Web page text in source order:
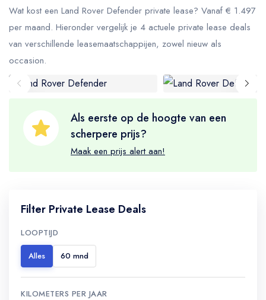
Wat kost een Land Rover Defender private lease? Vanaf € 1.497
per maand. Hieronder vergelijk je 4 actuele private lease deals
van verschillende leasemaatschappijen, zowel nieuw als
occasion.
Als eerste op de hoogte van een
scherpere prijs?
Maak een prijs alert aan!
Filter Private Lease Deals
LOOPTIJD
Alles 60 mnd
KILOMETERS PER JAAR